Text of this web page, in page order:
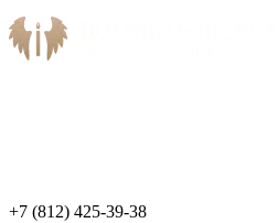
+7 (812) 425-39-38